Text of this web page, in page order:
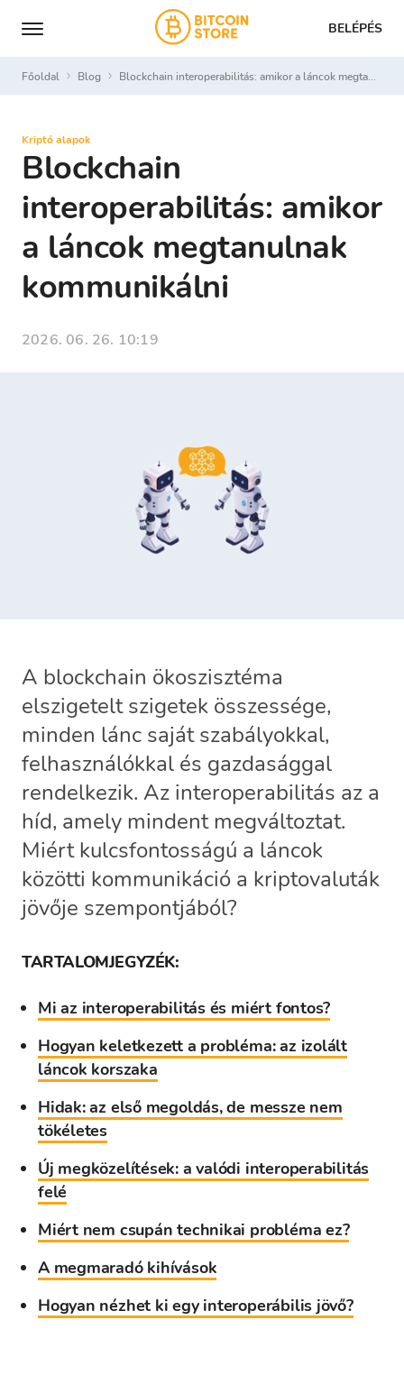
BELÉPÉS
Főoldal Blog Blockchain interoperabilitás: amikor a láncok megtanulnak kommunikálni
Kriptó alapok
Blockchain
interoperabilitás: amikor
a láncok megtanulnak
kommunikálni
2026. 06. 26. 10:19
A blockchain ökoszisztéma
elszigetelt szigetek összessége,
minden lánc saját szabályokkal,
felhasználókkal és gazdasággal
rendelkezik. Az interoperabilitás az a
híd, amely mindent megváltoztat.
Miért kulcsfontosságú a láncok
közötti kommunikáció a kriptovaluták
jövője szempontjából?
TARTALOMJEGYZÉK:
Mi az interoperabilitás és miért fontos?
Hogyan keletkezett a probléma: az izolált
láncok korszaka
Hidak: az első megoldás, de messze nem
tökéletes
Új megközelítések: a valódi interoperabilitás
felé
Miért nem csupán technikai probléma ez?
A megmaradó kihívások
Hogyan nézhet ki egy interoperábilis jövő?